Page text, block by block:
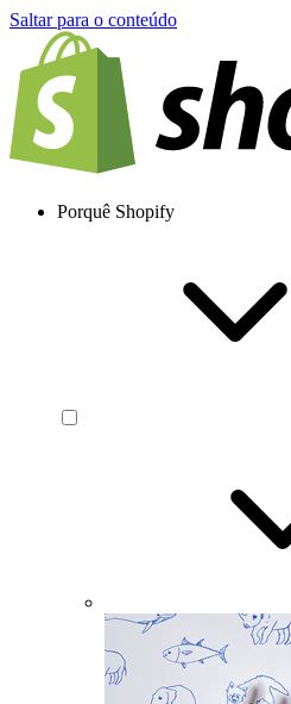
Saltar para o conteúdo
Porquê Shopify